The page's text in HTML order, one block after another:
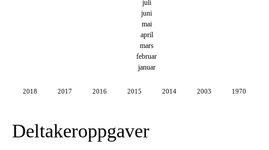
juli
juni
mai
april
mars
februar
januar
2018 2017 2016 2015 2014 2003 1970
Deltakeroppgaver